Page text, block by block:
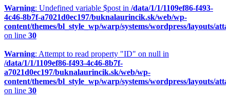
Warning: Undefined variable $post in /data/1/1/1109ef86-f493-
4c46-8b7f-a7021d0ec197/buknalaurincik.sk/web/wp-
content/themes/bl_style_wp/warp/systems/wordpress/layouts/
on line 30
Warning: Attempt to read property "ID" on null in
/data/1/1/1109ef86-f493-4c46-8b7f-
a7021d0ec197/buknalaurincik.sk/web/wp-
content/themes/bl_style_wp/warp/systems/wordpress/layouts/
on line 30